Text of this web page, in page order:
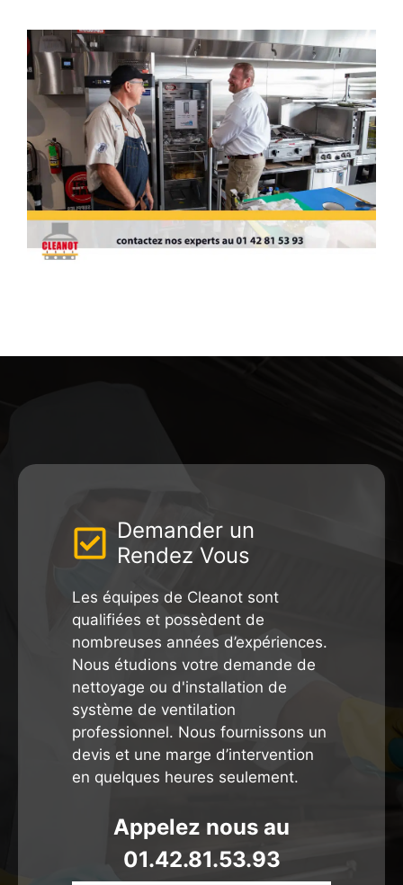
Demander un
Rendez Vous
Les équipes de Cleanot sont
qualifiées et possèdent de
nombreuses années d’expériences.
Nous étudions votre demande de
nettoyage ou d'installation de
système de ventilation
professionnel. Nous fournissons un
devis et une marge d’intervention
en quelques heures seulement.
Appelez nous au
01.42.81.53.93